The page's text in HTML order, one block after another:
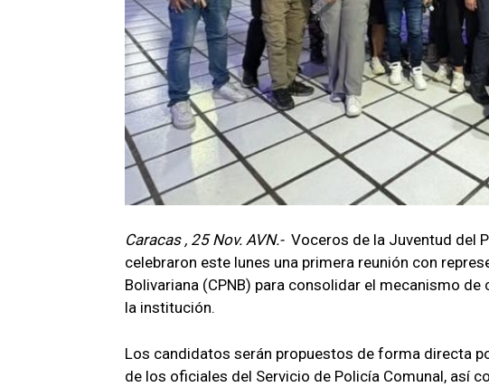
Caracas , 25 Nov. AVN.- Voceros de la Juventud del
celebraron este lunes una primera reunión con
Bolivariana (CPNB) para consolidar el mecanismo
la institución.
Los candidatos serán propuestos de forma directa
de los oficiales del Servicio de Policía Comunal, así